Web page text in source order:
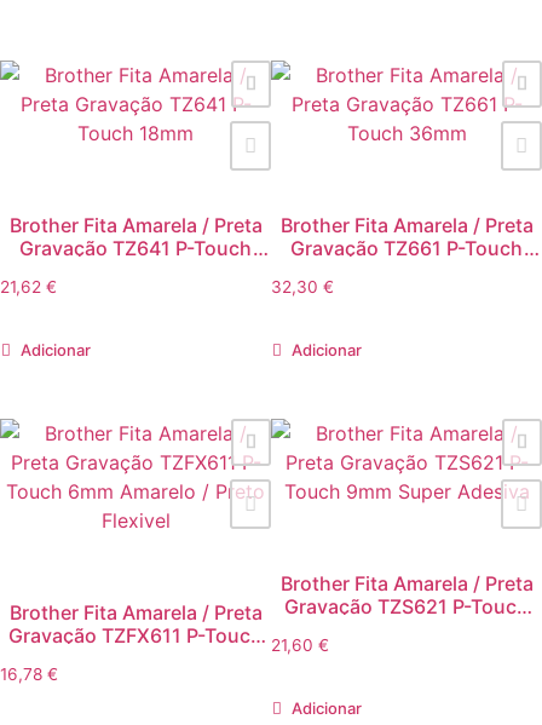
Brother Fita Amarela / Preta
Gravação TZ641 P-Touch
21,62 €
Adicionar
Brother Fita Amarela / Preta
Gravação TZ661 P-Touch
32,30 €
Adicionar
Brother Fita Amarela / Preta
Gravação TZFX611 P-Touch
16,78 €
Brother Fita Amarela / Preta
Gravação TZS621 P-Touch
21,60 €
Adicionar